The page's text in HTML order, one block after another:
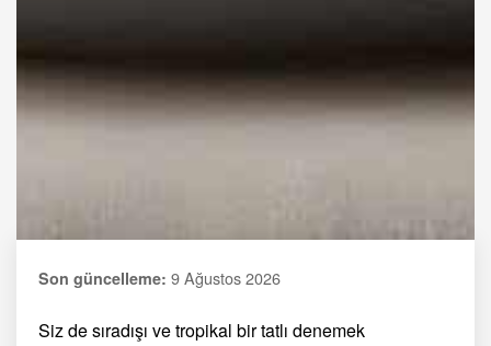
Son güncelleme: 9 Ağustos 2026
Siz de sıradışı ve tropikal bir tatlı denemek